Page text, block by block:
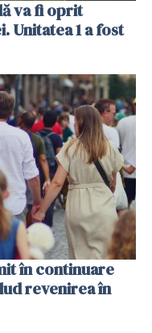
va fi oprit
Unitatea 1 a fost
în continuare
revenirea în